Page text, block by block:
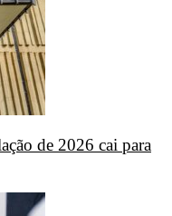
de 2026 cai para